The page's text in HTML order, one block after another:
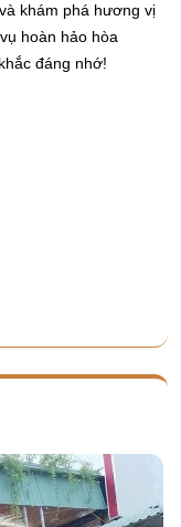
khám phá hương vị
hoàn hảo hòa
đáng nhớ!